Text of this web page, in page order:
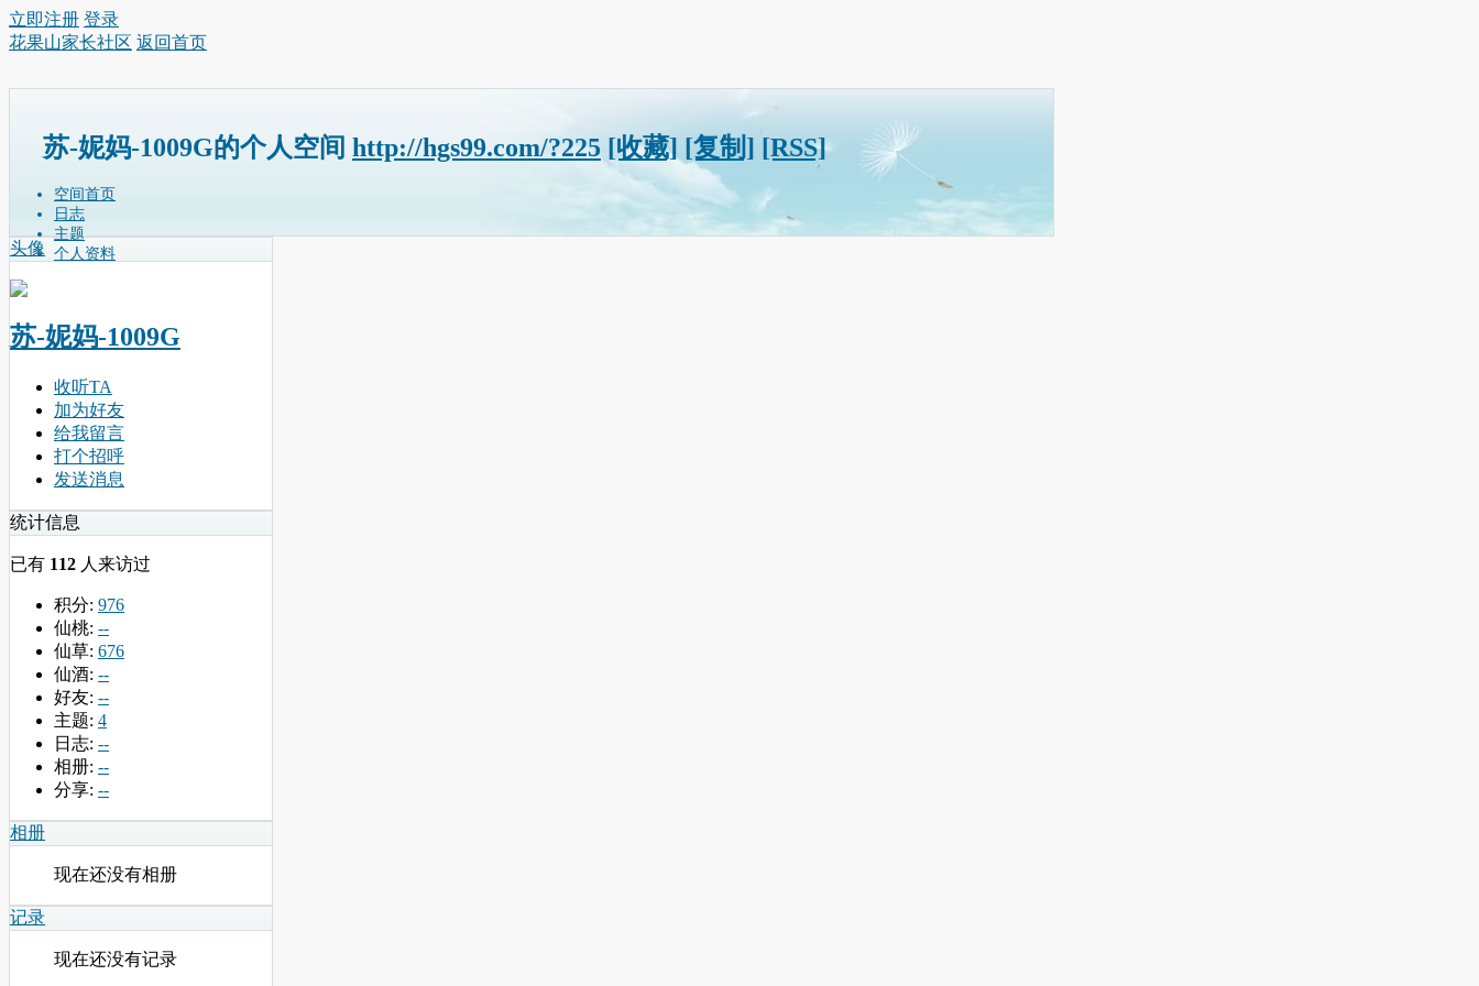
立即注册 登录
花果山家长社区 返回首页
苏-妮妈-1009G的个人空间 http://hgs99.com/?225 [收藏] [复制] [RSS]
空间首页
日志
主题
个人资料
头像
苏-妮妈-1009G
收听TA
加为好友
给我留言
打个招呼
发送消息
统计信息
已有 112 人来访过
积分: 976
仙桃: --
仙草: 676
仙酒: --
好友: --
主题: 4
日志: --
相册: --
分享: --
相册
现在还没有相册
记录
现在还没有记录